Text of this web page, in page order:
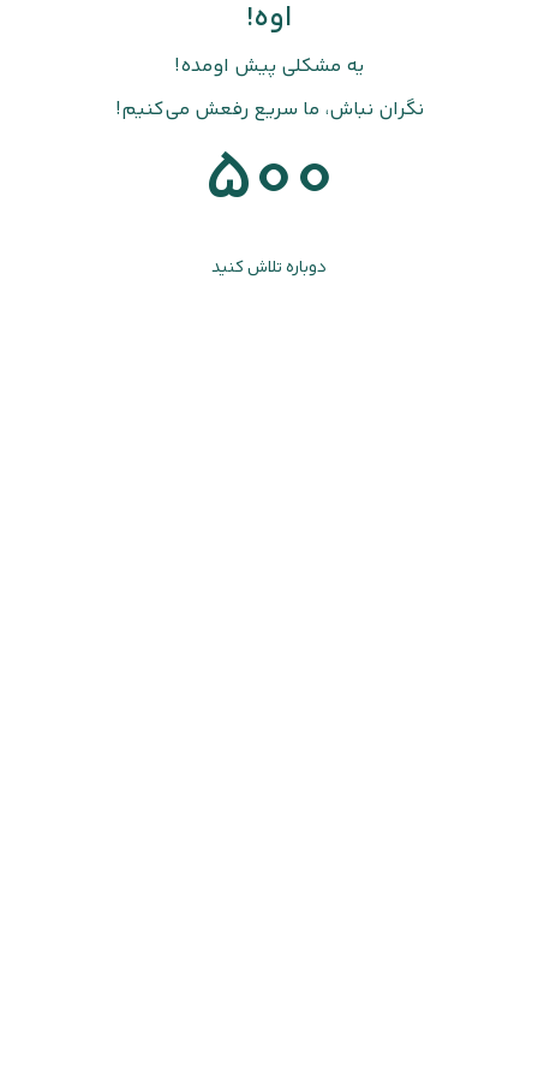
اوه!
یه مشکلی پیش اومده!
نگران نباش، ما سریع رفعش می‌کنیم!
500
دوباره تلاش کنید